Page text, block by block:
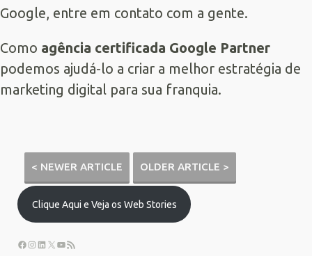
Google, entre em contato com a gente.
Como agência certificada Google Partner
podemos ajudá-lo a criar a melhor estratégia de
marketing digital para sua franquia.
< NEWER ARTICLE OLDER ARTICLE >
Clique Aqui e Veja os Web Stories